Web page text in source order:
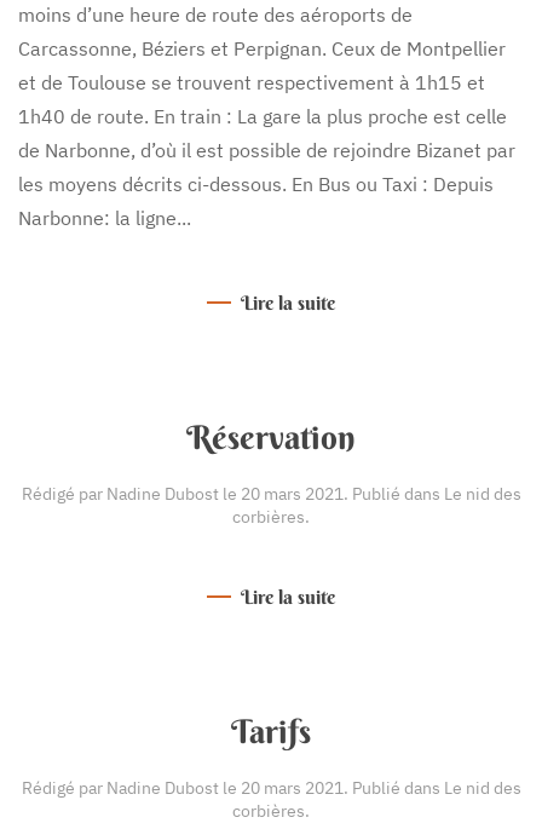
moins d’une heure de route des aéroports de
Carcassonne, Béziers et Perpignan. Ceux de Montpellier
et de Toulouse se trouvent respectivement à 1h15 et
1h40 de route. En train : La gare la plus proche est celle
de Narbonne, d’où il est possible de rejoindre Bizanet par
les moyens décrits ci-dessous. En Bus ou Taxi : Depuis
Narbonne: la ligne...
Lire la suite
Réservation
Rédigé par Nadine Dubost le 20 mars 2021. Publié dans Le nid des
corbières.
Lire la suite
Tarifs
Rédigé par Nadine Dubost le 20 mars 2021. Publié dans Le nid des
corbières.